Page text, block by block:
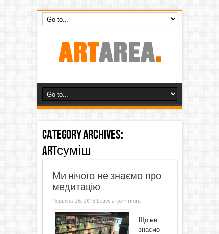
Category Archives:
ARTсуміш
Ми нічого не знаємо про
медитацію
Червень 26, 2018 Leave a comment
Що ми
знаємо